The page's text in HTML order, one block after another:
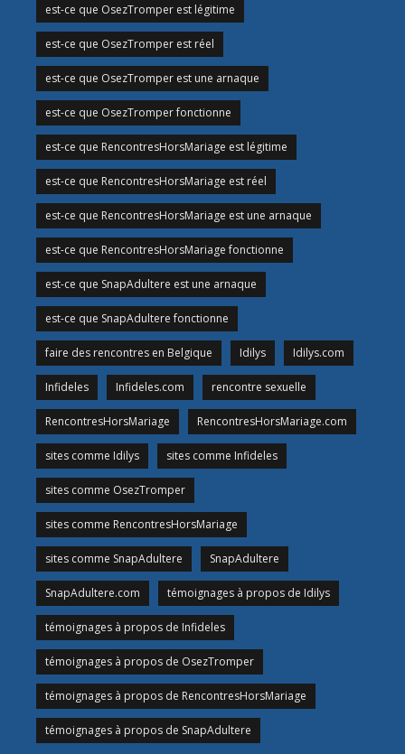
est-ce que OsezTromper est légitime
est-ce que OsezTromper est réel
est-ce que OsezTromper est une arnaque
est-ce que OsezTromper fonctionne
est-ce que RencontresHorsMariage est légitime
est-ce que RencontresHorsMariage est réel
est-ce que RencontresHorsMariage est une arnaque
est-ce que RencontresHorsMariage fonctionne
est-ce que SnapAdultere est une arnaque
est-ce que SnapAdultere fonctionne
faire des rencontres en Belgique Idilys Idilys.com
Infideles Infideles.com rencontre sexuelle
RencontresHorsMariage RencontresHorsMariage.com
sites comme Idilys sites comme Infideles
sites comme OsezTromper
sites comme RencontresHorsMariage
sites comme SnapAdultere SnapAdultere
SnapAdultere.com témoignages à propos de Idilys
témoignages à propos de Infideles
témoignages à propos de OsezTromper
témoignages à propos de RencontresHorsMariage
témoignages à propos de SnapAdultere